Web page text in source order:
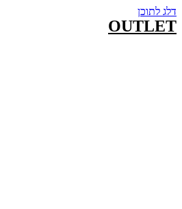
דלג לתוכן
OUTLET